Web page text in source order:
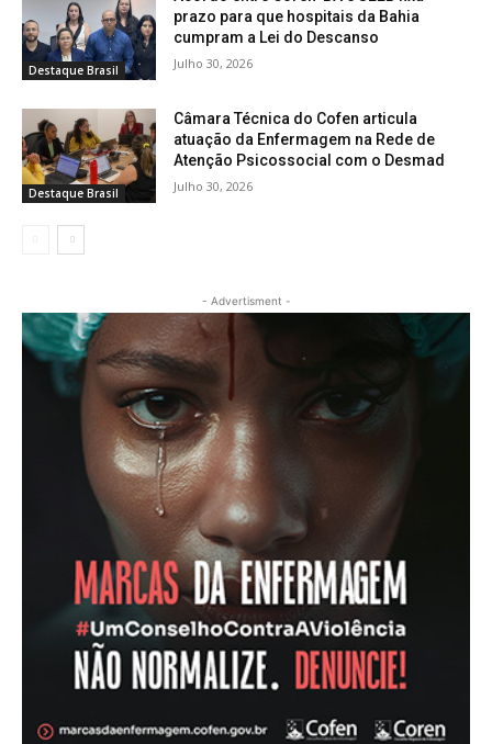
Destaque Brasil
prazo para que hospitais da Bahia
cumpram a Lei do Descanso
Julho 30, 2026
Destaque Brasil
Câmara Técnica do Cofen articula
atuação da Enfermagem na Rede de
Atenção Psicossocial com o Desmad
Julho 30, 2026
- Advertisment -